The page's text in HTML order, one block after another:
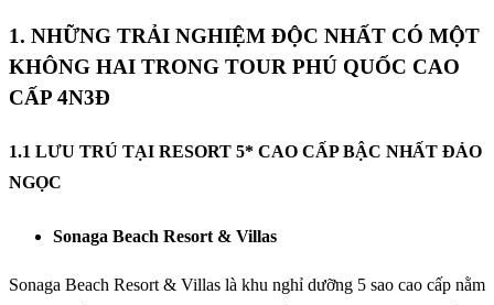
1. NHỮNG TRẢI NGHIỆM ĐỘC NHẤT CÓ MỘT
KHÔNG HAI TRONG TOUR PHÚ QUỐC CAO
CẤP 4N3Đ
1.1 LƯU TRÚ TẠI RESORT 5* CAO CẤP BẬC NHẤT ĐẢO
NGỌC
Sonaga Beach Resort & Villas
Sonaga Beach Resort & Villas là khu nghỉ dưỡng 5 sao cao cấp nằm